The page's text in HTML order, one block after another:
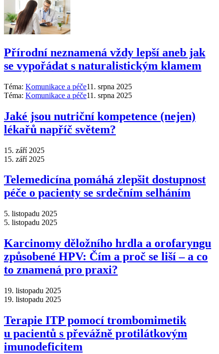
Přírodní neznamená vždy lepší aneb jak
se vypořádat s naturalistickým klamem
Téma: Komunikace a péče11. srpna 2025
Téma: Komunikace a péče11. srpna 2025
Jaké jsou nutriční kompetence (nejen)
lékařů napříč světem?
15. září 2025
15. září 2025
Telemedicína pomáhá zlepšit dostupnost
péče o pacienty se srdečním selháním
5. listopadu 2025
5. listopadu 2025
Karcinomy děložního hrdla a orofaryngu
způsobené HPV: Čím a proč se liší –⁠ a co
to znamená pro praxi?
19. listopadu 2025
19. listopadu 2025
Terapie ITP pomocí trombomimetik
u pacientů s převážně protilátkovým
imunodeficitem